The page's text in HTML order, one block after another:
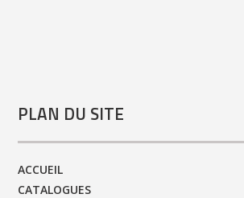
PLAN DU SITE
ACCUEIL
CATALOGUES